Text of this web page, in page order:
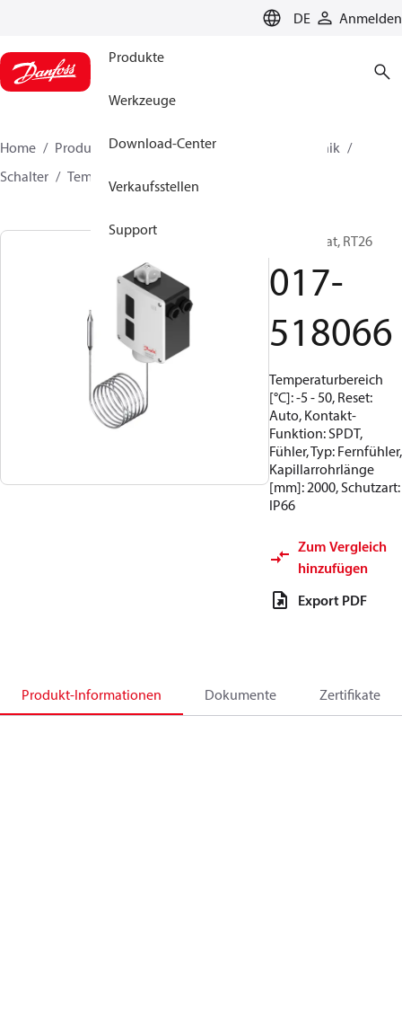
DE Anmelden
Produkte
Werkzeuge
Download-Center
Verkaufsstellen
Support
Home Produkte
Lösung für Kälte- und Klimatechnik
Schalter
Temperaturschalter
Thermostat, RT26
017-
518066
Temperaturbereich
[°C]: -5 - 50, Reset:
Auto, Kontakt-
Funktion: SPDT,
Fühler, Typ: Fernfühler,
Kapillarrohrlänge
[mm]: 2000, Schutzart:
IP66
Zum Vergleich
hinzufügen
Export PDF
Produkt-Informationen Dokumente Zertifikate